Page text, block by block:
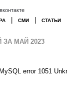
вконтакте
СМИ СТАТЬИ
МАЙ 2023
error 1051